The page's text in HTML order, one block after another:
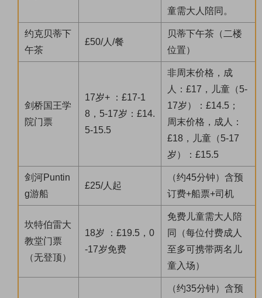
童需大人陪同。
约克贝蒂下
午茶
£50/人/餐
贝蒂下午茶（二楼
位置）
剑桥国王学
院门票
17岁+ ：£17-1
8，5-17岁：£14.
5-15.5
非周末价格，成
人：£17，儿童（5-
17岁）：£14.5；
周末价格，成人：
£18，儿童（5-17
岁）：£15.5
剑河Puntin
g游船
£25/人起
（约45分钟）含预
订费+船票+司机
坎特伯雷大
教堂门票
（无登顶）
18岁 ：£19.5，0
-17岁免费
免费儿童需大人陪
同（每位付费成人
至多可携带两名儿
童入场）
（约35分钟）含预